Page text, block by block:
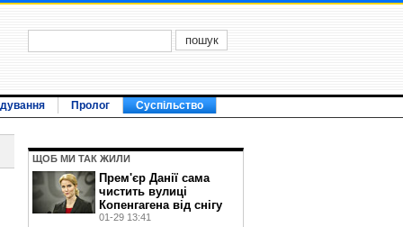
Пролог Суспільство
ЩОБ МИ ТАК ЖИЛИ
Прем'єр Данії сама
чистить вулиці
Копенгагена від снігу
01-29 13:41